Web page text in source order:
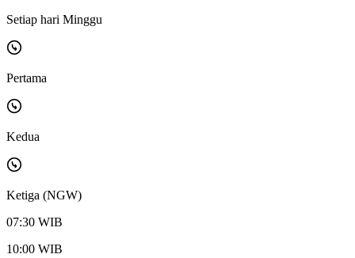
Setiap hari Minggu
Pertama
Kedua
Ketiga (NGW)
07:30 WIB
10:00 WIB